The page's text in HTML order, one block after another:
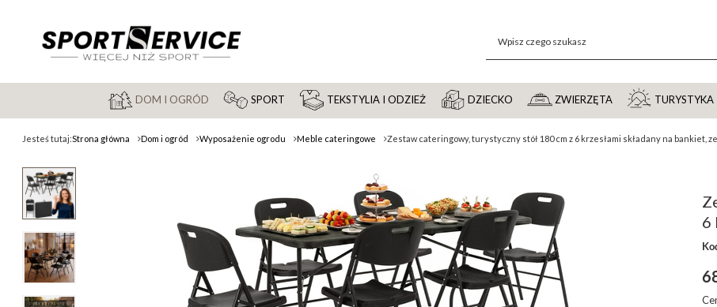
DOM I OGRÓD SPORT TEKSTYLIA I ODZIEŻ DZIECKO ZWIERZĘTA TURYSTYKA
Jesteś tutaj:Strona główna Dom i ogród Wyposażenie ogrodu Meble cateringowe Zestaw cateringowy, turystyczny stół 180 cm z 6 krzesłami składany na bankiet,
6